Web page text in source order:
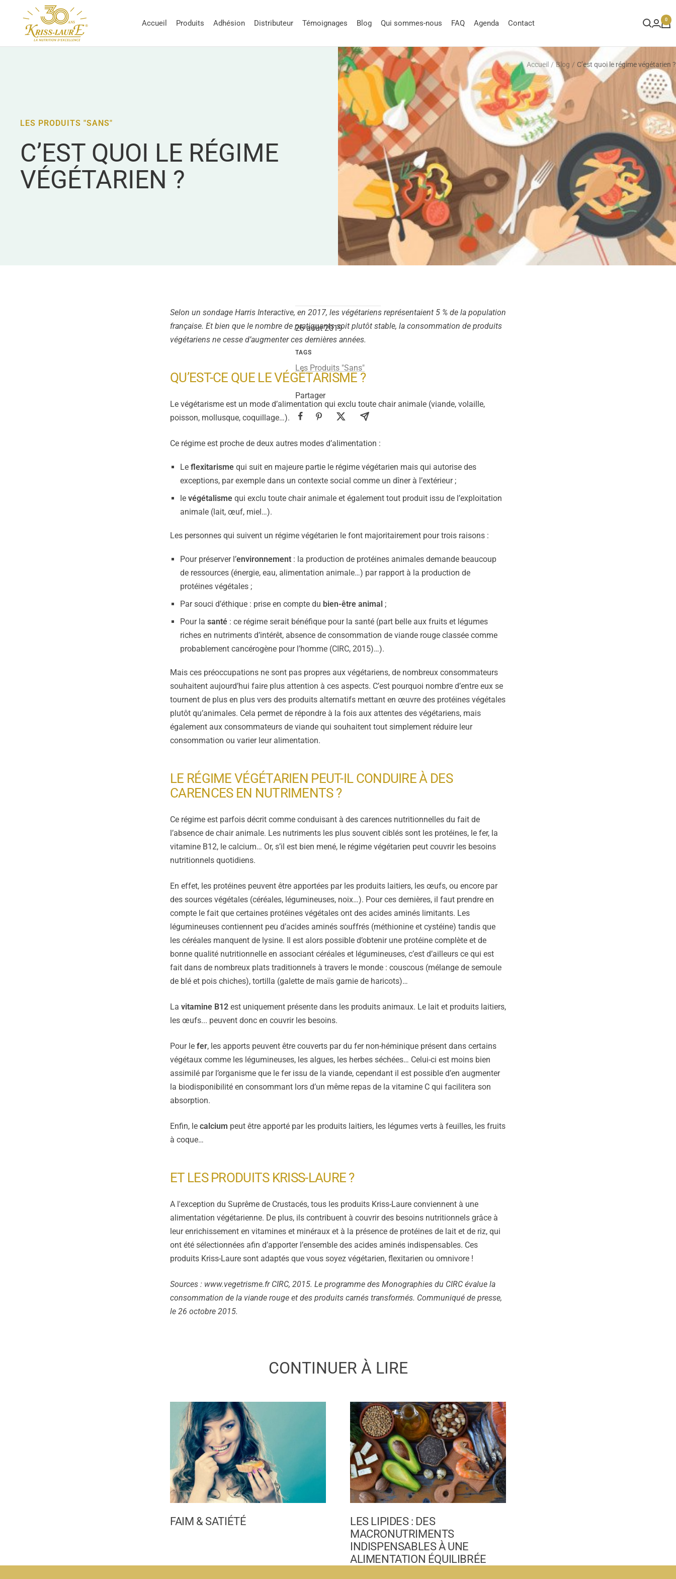
contenu
Accueil Produits Adhésion Distributeur Témoignages Blog Qui sommes-nous FAQ Agenda Contact 0
Accueil Blog C’est quoi le régime végétarien ?
LES PRODUITS "SANS"
C’EST QUOI LE RÉGIME
VÉGÉTARIEN ?
26 août 2019
TAGS
Les Produits "Sans"
Partager
Selon un sondage Harris Interactive, en 2017, les végétariens représentaient 5 % de la population
française. Et bien que le nombre de pratiquants soit plutôt stable, la consommation de produits
végétariens ne cesse d’augmenter ces dernières années.
QU’EST-CE QUE LE VÉGÉTARISME ?
Le végétarisme est un mode d’alimentation qui exclu toute chair animale (viande, volaille,
poisson, mollusque, coquillage…).
Ce régime est proche de deux autres modes d’alimentation :
Le flexitarisme qui suit en majeure partie le régime végétarien mais qui autorise des
exceptions, par exemple dans un contexte social comme un dîner à l’extérieur ;
le végétalisme qui exclu toute chair animale et également tout produit issu de l’exploitation
animale (lait, œuf, miel…).
Les personnes qui suivent un régime végétarien le font majoritairement pour trois raisons :
Pour préserver l’environnement : la production de protéines animales demande beaucoup
de ressources (énergie, eau, alimentation animale…) par rapport à la production de
protéines végétales ;
Par souci d’éthique : prise en compte du bien-être animal ;
Pour la santé : ce régime serait bénéfique pour la santé (part belle aux fruits et légumes
riches en nutriments d’intérêt, absence de consommation de viande rouge classée comme
probablement cancérogène pour l’homme (CIRC, 2015)…).
Mais ces préoccupations ne sont pas propres aux végétariens, de nombreux consommateurs
souhaitent aujourd’hui faire plus attention à ces aspects. C’est pourquoi nombre d’entre eux se
tournent de plus en plus vers des produits alternatifs mettant en œuvre des protéines végétales
plutôt qu’animales. Cela permet de répondre à la fois aux attentes des végétariens, mais
également aux consommateurs de viande qui souhaitent tout simplement réduire leur
consommation ou varier leur alimentation.
LE RÉGIME VÉGÉTARIEN PEUT-IL CONDUIRE À DES
CARENCES EN NUTRIMENTS ?
Ce régime est parfois décrit comme conduisant à des carences nutritionnelles du fait de
l’absence de chair animale. Les nutriments les plus souvent ciblés sont les protéines, le fer, la
vitamine B12, le calcium… Or, s’il est bien mené, le régime végétarien peut couvrir les besoins
nutritionnels quotidiens.
En effet, les protéines peuvent être apportées par les produits laitiers, les œufs, ou encore par
des sources végétales (céréales, légumineuses, noix…). Pour ces dernières, il faut prendre en
compte le fait que certaines protéines végétales ont des acides aminés limitants. Les
légumineuses contiennent peu d’acides aminés souffrés (méthionine et cystéine) tandis que
les céréales manquent de lysine. Il est alors possible d’obtenir une protéine complète et de
bonne qualité nutritionnelle en associant céréales et légumineuses, c’est d’ailleurs ce qui est
fait dans de nombreux plats traditionnels à travers le monde : couscous (mélange de semoule
de blé et pois chiches), tortilla (galette de maïs garnie de haricots)…
La vitamine B12 est uniquement présente dans les produits animaux. Le lait et produits laitiers,
les œufs... peuvent donc en couvrir les besoins.
Pour le fer, les apports peuvent être couverts par du fer non-héminique présent dans certains
végétaux comme les légumineuses, les algues, les herbes séchées… Celui-ci est moins bien
assimilé par l’organisme que le fer issu de la viande, cependant il est possible d’en augmenter
la biodisponibilité en consommant lors d’un même repas de la vitamine C qui facilitera son
absorption.
Enfin, le calcium peut être apporté par les produits laitiers, les légumes verts à feuilles, les fruits
à coque…
ET LES PRODUITS KRISS‑LAURE ?
A l'exception du Suprême de Crustacés, tous les produits Kriss‑Laure conviennent à une
alimentation végétarienne. De plus, ils contribuent à couvrir des besoins nutritionnels grâce à
leur enrichissement en vitamines et minéraux et à la présence de protéines de lait et de riz, qui
ont été sélectionnées afin d’apporter l’ensemble des acides aminés indispensables. Ces
produits Kriss‑Laure sont adaptés que vous soyez végétarien, flexitarien ou omnivore !
Sources : www.vegetrisme.fr CIRC, 2015. Le programme des Monographies du CIRC évalue la
consommation de la viande rouge et des produits carnés transformés. Communiqué de presse,
le 26 octobre 2015.
CONTINUER À LIRE
FAIM & SATIÉTÉ
LES LIPIDES : DES
MACRONUTRIMENTS
INDISPENSABLES À UNE
ALIMENTATION ÉQUILIBRÉE